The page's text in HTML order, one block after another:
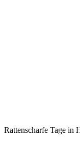
Rattenscharfe Tage in